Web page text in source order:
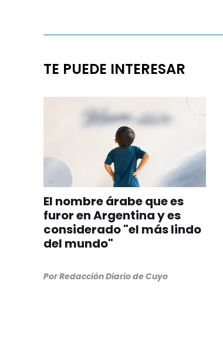
TE PUEDE INTERESAR
El nombre árabe que es
furor en Argentina y es
considerado "el más lindo
del mundo"
PorRedacción Diario de Cuyo